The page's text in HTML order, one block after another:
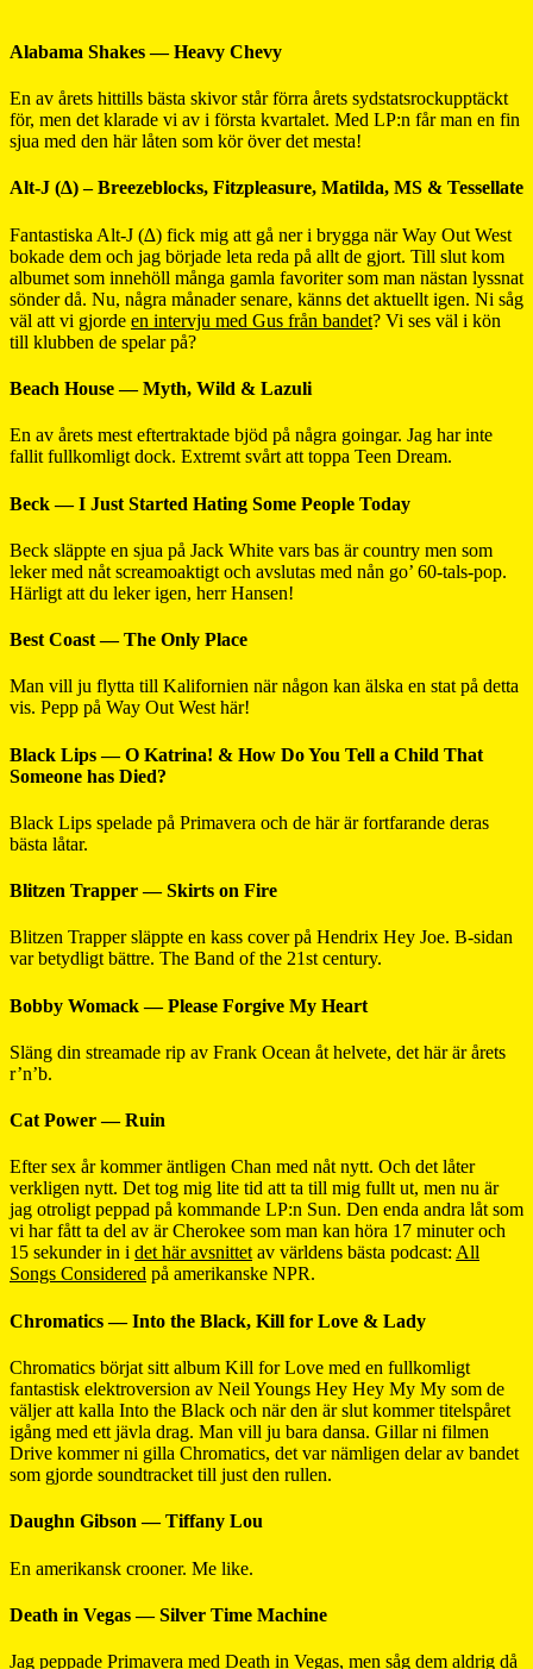
Alabama Shakes — Heavy Chevy
En av årets hittills bästa skivor står förra årets sydstatsrockupptäckt
för, men det klarade vi av i första kvartalet. Med LP:n får man en fin
sjua med den här låten som kör över det mesta!
Alt-J (∆) – Breezeblocks, Fitzpleasure, Matilda, MS & Tessellate
Fantastiska Alt-J (∆) fick mig att gå ner i brygga när Way Out West
bokade dem och jag började leta reda på allt de gjort. Till slut kom
albumet som innehöll många gamla favoriter som man nästan lyssnat
sönder då. Nu, några månader senare, känns det aktuellt igen. Ni såg
väl att vi gjorde en intervju med Gus från bandet? Vi ses väl i kön
till klubben de spelar på?
Beach House — Myth, Wild & Lazuli
En av årets mest eftertraktade bjöd på några goingar. Jag har inte
fallit fullkomligt dock. Extremt svårt att toppa Teen Dream.
Beck — I Just Started Hating Some People Today
Beck släppte en sjua på Jack White vars bas är country men som
leker med nåt screamoaktigt och avslutas med nån go’ 60-tals-pop.
Härligt att du leker igen, herr Hansen!
Best Coast — The Only Place
Man vill ju flytta till Kalifornien när någon kan älska en stat på detta
vis. Pepp på Way Out West här!
Black Lips — O Katrina! & How Do You Tell a Child That
Someone has Died?
Black Lips spelade på Primavera och de här är fortfarande deras
bästa låtar.
Blitzen Trapper — Skirts on Fire
Blitzen Trapper släppte en kass cover på Hendrix Hey Joe. B-sidan
var betydligt bättre. The Band of the 21st century.
Bobby Womack — Please Forgive My Heart
Släng din streamade rip av Frank Ocean åt helvete, det här är årets
r’n’b.
Cat Power — Ruin
Efter sex år kommer äntligen Chan med nåt nytt. Och det låter
verkligen nytt. Det tog mig lite tid att ta till mig fullt ut, men nu är
jag otroligt peppad på kommande LP:n Sun. Den enda andra låt som
vi har fått ta del av är Cherokee som man kan höra 17 minuter och
15 sekunder in i det här avsnittetav världens bästa podcast: All
Songs Considered på amerikanske NPR.
Chromatics — Into the Black, Kill for Love & Lady
Chromatics börjat sitt album Kill for Love med en fullkomligt
fantastisk elektroversion av Neil Youngs Hey Hey My My som de
väljer att kalla Into the Black och när den är slut kommer titelspåret
igång med ett jävla drag. Man vill ju bara dansa. Gillar ni filmen
Drive kommer ni gilla Chromatics, det var nämligen delar av bandet
som gjorde soundtracket till just den rullen.
Daughn Gibson — Tiffany Lou
En amerikansk crooner. Me like.
Death in Vegas — Silver Time Machine
Jag peppade Primavera med Death in Vegas, men såg dem aldrig då